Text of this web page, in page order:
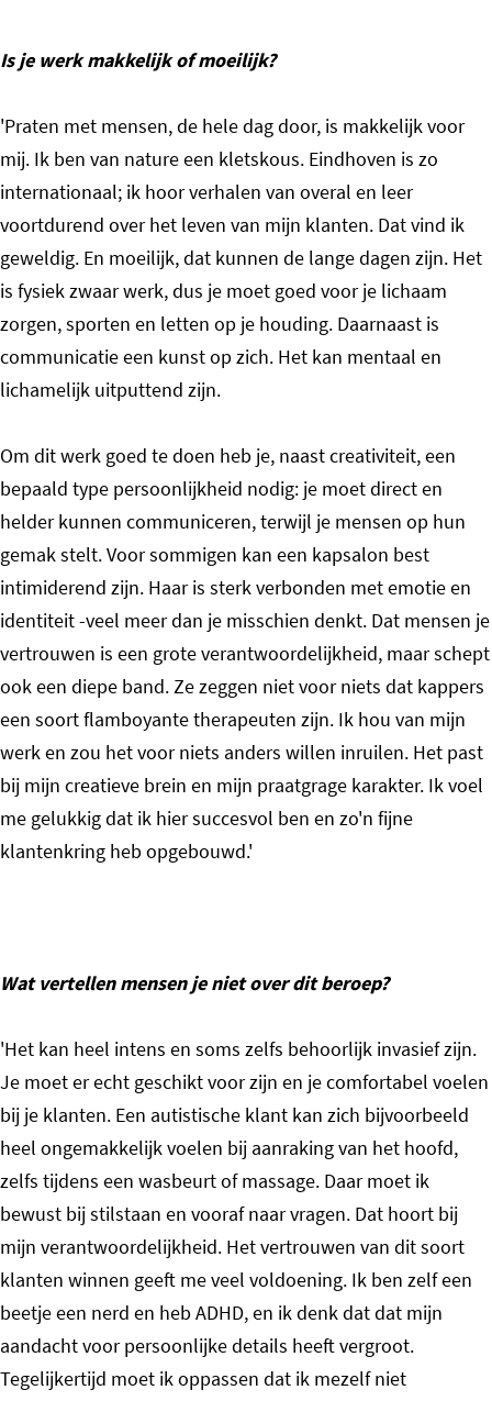
Is je werk makkelijk of moeilijk?
'Praten met mensen, de hele dag door, is makkelijk voor
mij. Ik ben van nature een kletskous. Eindhoven is zo
internationaal; ik hoor verhalen van overal en leer
voortdurend over het leven van mijn klanten. Dat vind ik
geweldig. En moeilijk, dat kunnen de lange dagen zijn. Het
is fysiek zwaar werk, dus je moet goed voor je lichaam
zorgen, sporten en letten op je houding. Daarnaast is
communicatie een kunst op zich. Het kan mentaal en
lichamelijk uitputtend zijn.
Om dit werk goed te doen heb je, naast creativiteit, een
bepaald type persoonlijkheid nodig: je moet direct en
helder kunnen communiceren, terwijl je mensen op hun
gemak stelt. Voor sommigen kan een kapsalon best
intimiderend zijn. Haar is sterk verbonden met emotie en
identiteit -veel meer dan je misschien denkt. Dat mensen je
vertrouwen is een grote verantwoordelijkheid, maar schept
ook een diepe band. Ze zeggen niet voor niets dat kappers
een soort flamboyante therapeuten zijn. Ik hou van mijn
werk en zou het voor niets anders willen inruilen. Het past
bij mijn creatieve brein en mijn praatgrage karakter. Ik voel
me gelukkig dat ik hier succesvol ben en zo'n fijne
klantenkring heb opgebouwd.'
Wat vertellen mensen je niet over dit beroep?
'Het kan heel intens en soms zelfs behoorlijk invasief zijn.
Je moet er echt geschikt voor zijn en je comfortabel voelen
bij je klanten. Een autistische klant kan zich bijvoorbeeld
heel ongemakkelijk voelen bij aanraking van het hoofd,
zelfs tijdens een wasbeurt of massage. Daar moet ik
bewust bij stilstaan en vooraf naar vragen. Dat hoort bij
mijn verantwoordelijkheid. Het vertrouwen van dit soort
klanten winnen geeft me veel voldoening. Ik ben zelf een
beetje een nerd en heb ADHD, en ik denk dat dat mijn
aandacht voor persoonlijke details heeft vergroot.
Tegelijkertijd moet ik oppassen dat ik mezelf niet